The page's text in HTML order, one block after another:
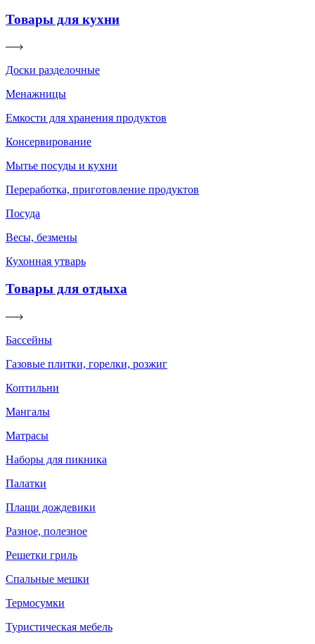
Товары для кухни
Доски разделочные
Менажницы
Емкости для хранения продуктов
Консервирование
Мытье посуды и кухни
Переработка, приготовление продуктов
Посуда
Весы, безмены
Кухонная утварь
Товары для отдыха
Бассейны
Газовые плитки, горелки, розжиг
Коптильни
Мангалы
Матрасы
Наборы для пикника
Палатки
Плащи дождевики
Разное, полезное
Решетки гриль
Спальные мешки
Термосумки
Туристическая мебель